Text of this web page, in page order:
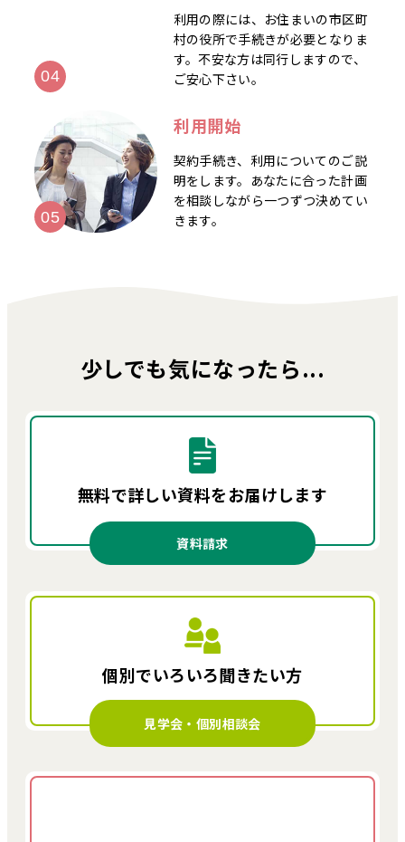
利用の際には、お住まいの市区町
村の役所で手続きが必要となりま
す。不安な方は同行しますので、
ご安心下さい。
利用開始
契約手続き、利用についてのご説
明をします。あなたに合った計画
を相談しながら一つずつ決めてい
きます。
少しでも気になったら...
無料で詳しい資料をお届けします
資料請求
個別でいろいろ聞きたい方
見学会・個別相談会